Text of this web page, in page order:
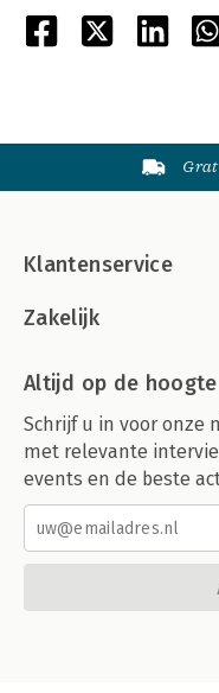
Klantenservice
Zakelijk
Altijd op de hoogte
Schrijf u in voor onze
met relevante
events en de beste